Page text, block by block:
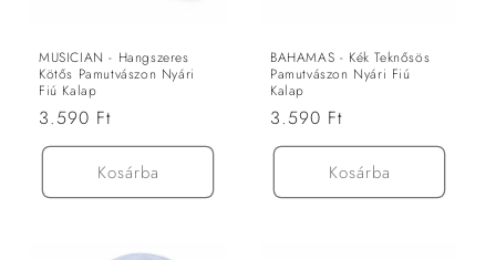
MUSICIAN - Hangszeres
Kötős Pamutvászon Nyári
Fiú Kalap
Normál
ár
3.590 Ft
Kosárba
BAHAMAS - Kék Teknősös
Pamutvászon Nyári Fiú
Kalap
Normál
ár
3.590 Ft
Kosárba